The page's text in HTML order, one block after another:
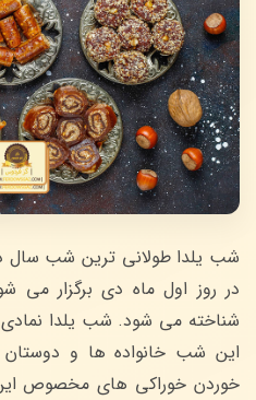
شب یلدا طولانی ترین شب سال
در روز اول ماه دی برگزار می
شناخته می شود. شب یلدا
این شب خانواده ها و
خوردن خوراکی های مخصوص